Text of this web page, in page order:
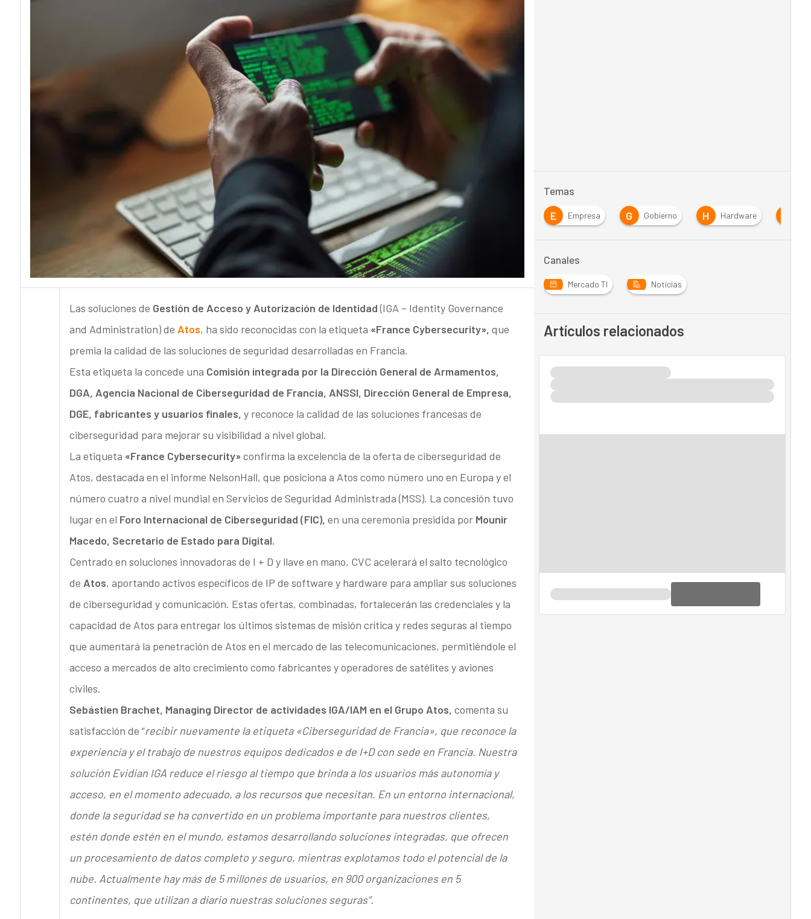
Las soluciones de Gestión de Acceso y Autorización de Identidad(IGA – Identity Governance
and Administration) de Atos, ha sido reconocidas con la etiqueta «France Cybersecurity», que
premia la calidad de las soluciones de seguridad desarrolladas en Francia.
Esta etiqueta la concede una Comisión integrada por la Dirección General de Armamentos,
DGA, Agencia Nacional de Ciberseguridad de Francia, ANSSI, Dirección General de Empresa,
DGE, fabricantes y usuarios finales, y reconoce la calidad de las soluciones francesas de
ciberseguridad para mejorar su visibilidad a nivel global.
La etiqueta «France Cybersecurity» confirma la excelencia de la oferta de ciberseguridad de
Atos, destacada en el informe NelsonHall, que posiciona a Atos como número uno en Europa y el
número cuatro a nivel mundial en Servicios de Seguridad Administrada (MSS). La concesión tuvo
lugar en el Foro Internacional de Ciberseguridad (FIC), en una ceremonia presidida por Mounir
Macedo, Secretario de Estado para Digital.
Centrado en soluciones innovadoras de I + D y llave en mano, CVC acelerará el salto tecnológico
de Atos, aportando activos específicos de IP de software y hardware para ampliar sus soluciones
de ciberseguridad y comunicación. Estas ofertas, combinadas, fortalecerán las credenciales y la
capacidad de Atos para entregar los últimos sistemas de misión crítica y redes seguras al tiempo
que aumentará la penetración de Atos en el mercado de las telecomunicaciones, permitiéndole el
acceso a mercados de alto crecimiento como fabricantes y operadores de satélites y aviones
civiles.
Sebástien Brachet, Managing Director de actividades IGA/IAM en el Grupo Atos, comenta su
satisfacción de “recibir nuevamente la etiqueta «Ciberseguridad de Francia», que reconoce la
experiencia y el trabajo de nuestros equipos dedicados e de I+D con sede en Francia. Nuestra
solución Evidian IGA reduce el riesgo al tiempo que brinda a los usuarios más autonomía y
acceso, en el momento adecuado, a los recursos que necesitan. En un entorno internacional,
donde la seguridad se ha convertido en un problema importante para nuestros clientes,
estén donde estén en el mundo, estamos desarrollando soluciones integradas, que ofrecen
un procesamiento de datos completo y seguro, mientras explotamos todo el potencial de la
nube. Actualmente hay más de 5 millones de usuarios, en 900 organizaciones en 5
continentes, que utilizan a diario nuestras soluciones seguras”.
Temas
C
E Empresa G Gobierno H Hardware
Canales
Mercado TI Noticias
Artículos relacionados